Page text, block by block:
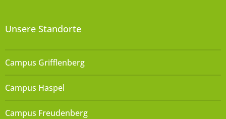
Unsere Standorte
Campus Grifflenberg
Campus Haspel
Campus Freudenberg